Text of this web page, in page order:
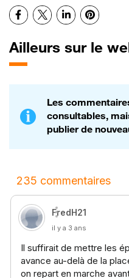
Facebook
X LinkedInPinterest
Ailleurs sur le
Les
consultables,
publier de